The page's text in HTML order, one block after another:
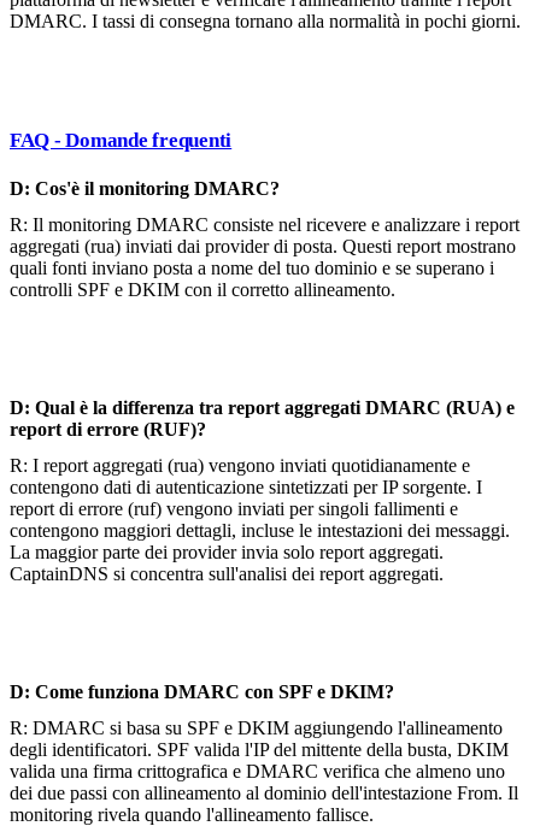
DMARC. I tassi di consegna tornano alla normalità in pochi giorni.
FAQ - Domande frequenti
D: Cos'è il monitoring DMARC?
R: Il monitoring DMARC consiste nel ricevere e analizzare i report
aggregati (rua) inviati dai provider di posta. Questi report mostrano
quali fonti inviano posta a nome del tuo dominio e se superano i
controlli SPF e DKIM con il corretto allineamento.
D: Qual è la differenza tra report aggregati DMARC (RUA) e
report di errore (RUF)?
R: I report aggregati (rua) vengono inviati quotidianamente e
contengono dati di autenticazione sintetizzati per IP sorgente. I
report di errore (ruf) vengono inviati per singoli fallimenti e
contengono maggiori dettagli, incluse le intestazioni dei messaggi.
La maggior parte dei provider invia solo report aggregati.
CaptainDNS si concentra sull'analisi dei report aggregati.
D: Come funziona DMARC con SPF e DKIM?
R: DMARC si basa su SPF e DKIM aggiungendo l'allineamento
degli identificatori. SPF valida l'IP del mittente della busta, DKIM
valida una firma crittografica e DMARC verifica che almeno uno
dei due passi con allineamento al dominio dell'intestazione From. Il
monitoring rivela quando l'allineamento fallisce.